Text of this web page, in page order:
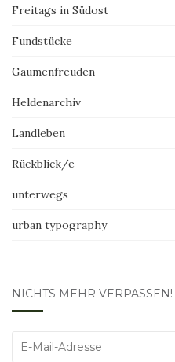
Freitags in Südost
Fundstücke
Gaumenfreuden
Heldenarchiv
Landleben
Rückblick/e
unterwegs
urban typography
NICHTS MEHR VERPASSEN!
E-